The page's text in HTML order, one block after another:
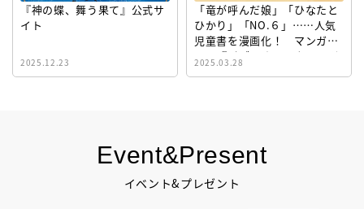
Event&Present
イベント&プレゼント
『神の蝶、舞う果て』公式サ
イト
2025.12.23
「竜が呼んだ娘」「ひなたと
ひかり」「NO.６」……人気
児童書を漫画化！ マンガサ
イト『ビブリオシリウス』誕
生！
2025.03.28